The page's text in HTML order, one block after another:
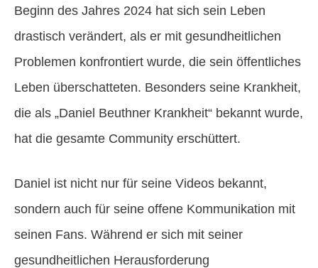
Beginn des Jahres 2024 hat sich sein Leben
drastisch verändert, als er mit gesundheitlichen
Problemen konfrontiert wurde, die sein öffentliches
Leben überschatteten. Besonders seine Krankheit,
die als „Daniel Beuthner Krankheit“ bekannt wurde,
hat die gesamte Community erschüttert.
Daniel ist nicht nur für seine Videos bekannt,
sondern auch für seine offene Kommunikation mit
seinen Fans. Während er sich mit seiner
gesundheitlichen Herausforderung